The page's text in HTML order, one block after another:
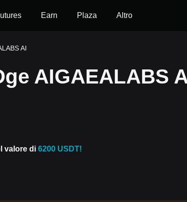
Earn Plaza Altro
AI
AIGAEALABS
valore di 6200 USDT!